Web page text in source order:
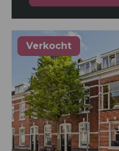
Verkocht